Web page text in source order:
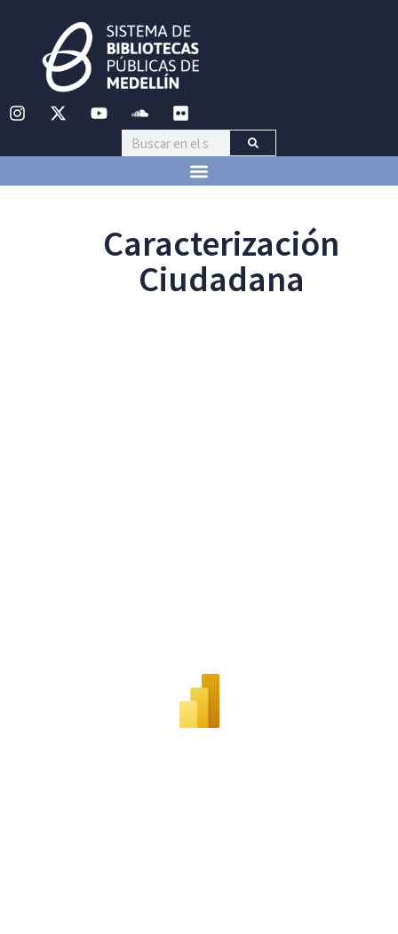
Caracterización
Ciudadana